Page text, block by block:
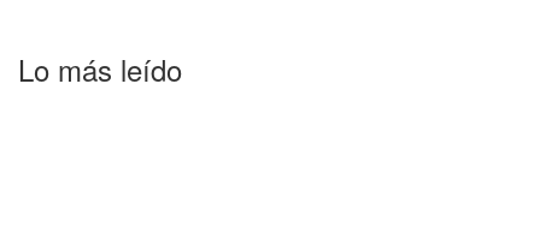
Lo más leído